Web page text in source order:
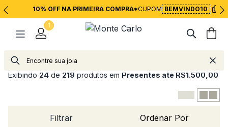
10% OFF NA PRIMEIRA COMPRA*CUPOM BEMVINDO10
1
Exibindo 24 de 219 produtos em Presentes até R$1.500,00
Filtrar Ordenar Por